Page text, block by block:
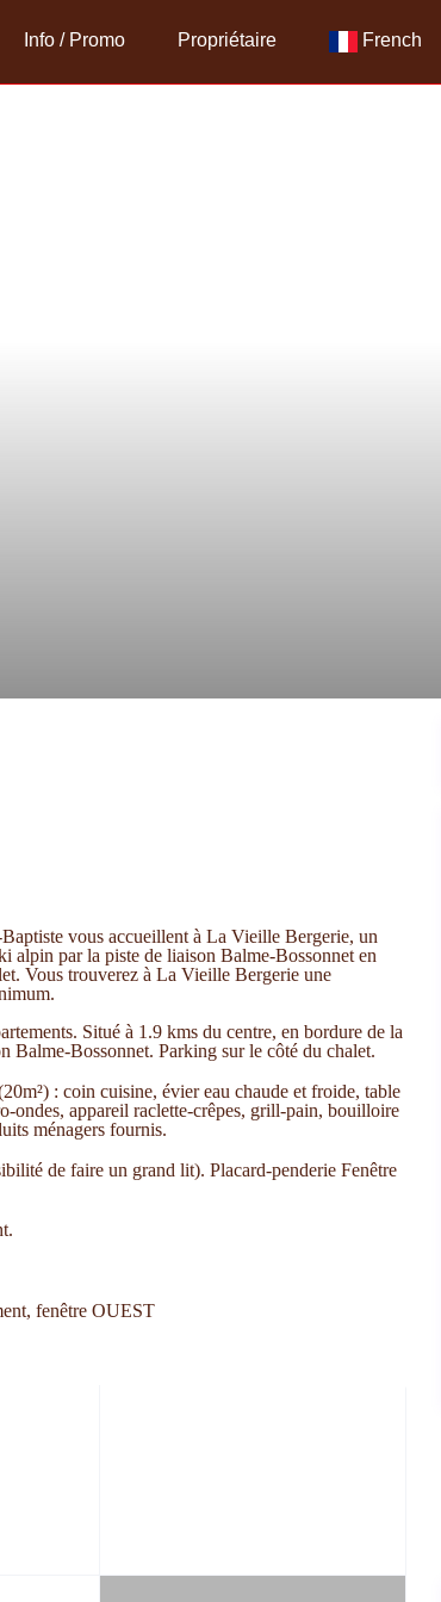
Info / Promo Propriétaire French
vous accueillent à La Vieille Bergerie, un
alpin par la piste de liaison Balme-Bossonnet en
Vous trouverez à La Vieille Bergerie une
Situé à 1.9 kms du centre, en bordure de la
Balme-Bossonnet. Parking sur le côté du chalet.
: coin cuisine, évier eau chaude et froide, table
ondes, appareil raclette-crêpes, grill-pain, bouilloire
ménagers fournis.
de faire un grand lit). Placard-penderie Fenêtre
fenêtre OUEST